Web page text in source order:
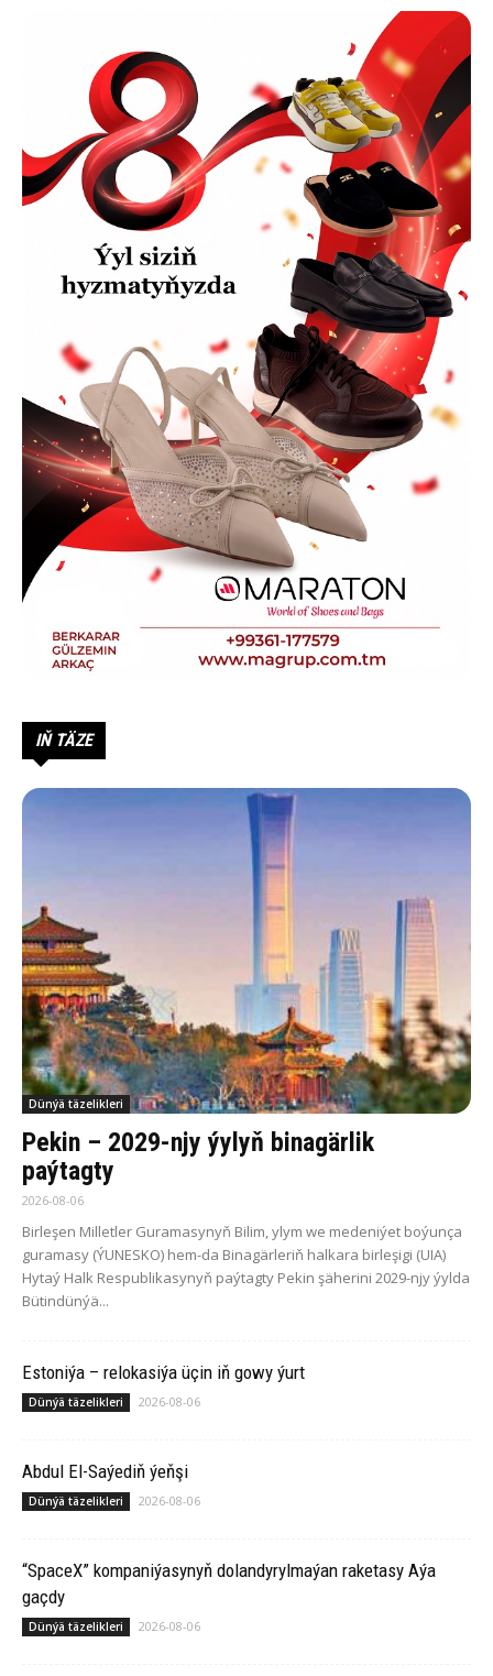
IŇ TÄZE
Dünýä täzelikleri
Pekin – 2029-njy ýylyň binagärlik
paýtagty
2026-08-06
Birleşen Milletler Guramasynyň Bilim, ylym we medeniýet boýunça
guramasy (ÝUNESKO) hem-da Binagärleriň halkara birleşigi (UIA)
Hytaý Halk Respublikasynyň paýtagty Pekin şäherini 2029-njy ýylda
Bütindünýä...
Estoniýa – relokasiýa üçin iň gowy ýurt
Dünýä täzelikleri 2026-08-06
Abdul El-Saýediň ýeňşi
Dünýä täzelikleri 2026-08-06
“SpaceX” kompaniýasynyň dolandyrylmaýan raketasy Aýa
gaçdy
Dünýä täzelikleri 2026-08-06